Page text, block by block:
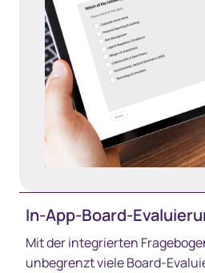
Mit der integrierten
unbegrenzt viele Board-